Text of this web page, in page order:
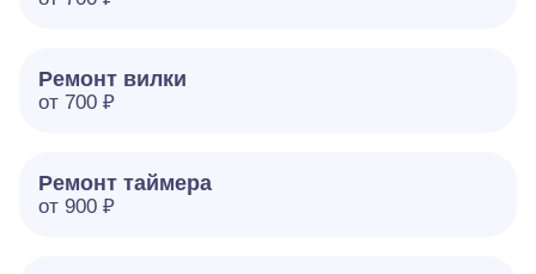
Ремонт вилки
от 700 ₽
Ремонт таймера
от 900 ₽